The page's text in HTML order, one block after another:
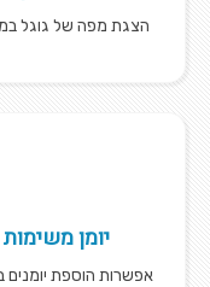
הצגת מפה של גוגל
יומן
אפשרות הוספת יומנים